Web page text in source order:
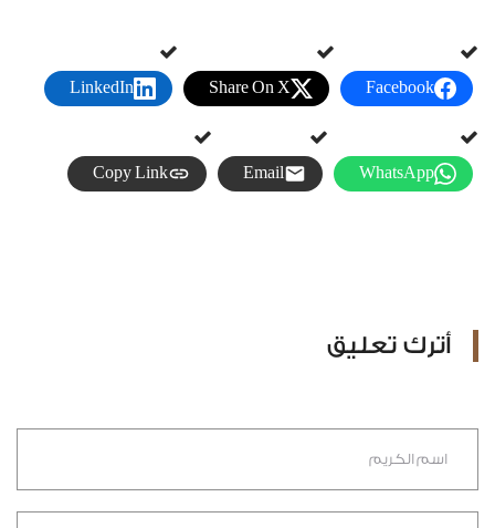
Facebook
Share On X
LinkedIn
WhatsApp
Email
Copy Link
أترك تعليق